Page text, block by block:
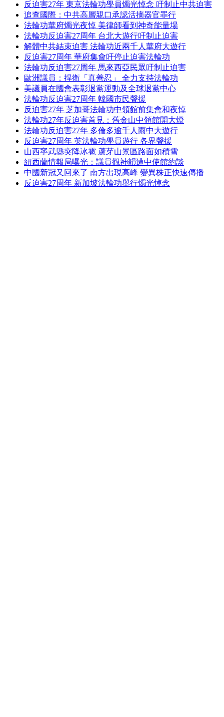
反迫害27年 東京法輪功學員燭光悼念 吁制止中共迫害
追查國際：中共高層親口承認活摘器官罪行
法輪功華府燭光夜悼 美律師看到神奇能量場
法輪功反迫害27周年 台北大遊行吁制止迫害
解體中共結束迫害 法輪功近兩千人華府大遊行
反迫害27周年 華府集會吁停止迫害法輪功
法輪功反迫害27周年 馬來西亞民眾吁制止迫害
歐洲議員：捍衛「真善忍」 全力支持法輪功
美議員在國會表彰退黨運動及全球退黨中心
法輪功反迫害27周年 韓國市民聲援
反迫害27年 芝加哥法輪功中領館前集會和夜悼
法輪功27年反迫害首見：舊金山中領館開大燈
法輪功反迫害27年 多倫多逾千人雨中大遊行
反迫害27周年 英法輪功學員遊行 各界聲援
山西寧武縣突降冰雹 蘆芽山景區路面如積雪
紐西蘭情報局曝光：議員觀神韻遭中使館約談
中國新冠又回來了 南方出現高峰 變異株正快速傳播
反迫害27周年 新加坡法輪功舉行燭光悼念